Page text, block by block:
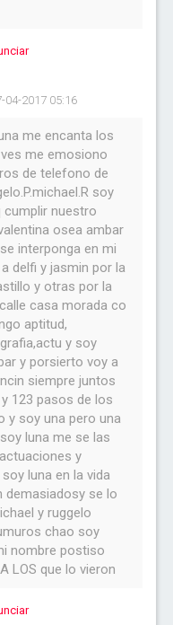
04-2017 05:16
me encanta los
me emosiono
de telefono de
soy
cumplir nuestro
osea ambar
interponga en mi
delfi y jasmin por la
y otras por la
casa morada co
aptitud,
y soy
y porsierto voy a
siempre juntos
123 pasos de los
y soy una pero una
luna me se las
y
luna en la vida
demasiadosy se lo
y ruggelo
chao soy
nombre postiso
LOS que lo vieron